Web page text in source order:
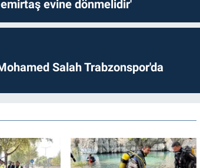
evine dönmelidir'
Salah Trabzonspor'da